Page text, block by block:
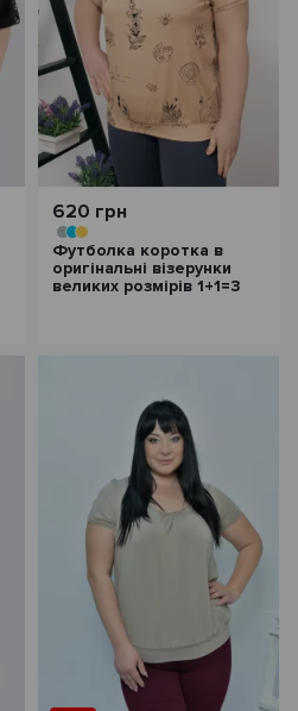
620 грн
Футболка коротка в
оригінальні візерунки
великих розмірів 1+1=3